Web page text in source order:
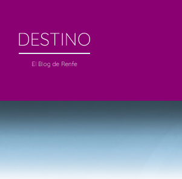
contenido